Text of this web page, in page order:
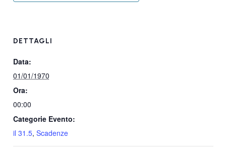
DETTAGLI
Data:
01/01/1970
Ora:
00:00
Categorie Evento:
il 31.5, Scadenze